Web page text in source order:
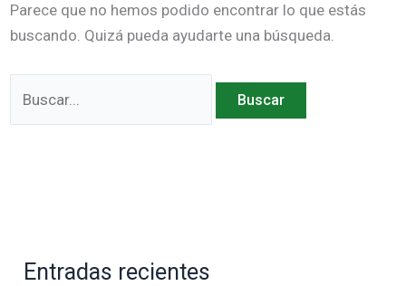
Parece que no hemos podido encontrar lo que estás
buscando. Quizá pueda ayudarte una búsqueda.
Entradas recientes